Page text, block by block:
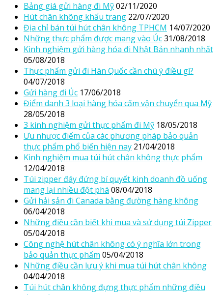
Bảng giá gửi hàng đi Mỹ02/11/2020
Hút chân không khẩu trang 22/07/2020
Địa chỉ bán túi hút chân không TPHCM 14/07/2020
Những thực phẩm được mang vào Úc31/08/2018
Kinh nghiệm gửi hàng hóa đi Nhật Bản nhanh nhất
05/08/2018
Thực phẩm gửi đi Hàn Quốc cần chú ý điều gì?
04/07/2018
Gửi hàng đi Úc 17/06/2018
Điểm danh 3 loại hàng hóa cấm vận chuyển qua Mỹ
28/05/2018
3 kinh nghiệm gửi thực phẩm đi Mỹ 18/05/2018
Ưu nhược điểm của các phương pháp bảo quản
thực phẩm phổ biến hiện nay 21/04/2018
Kinh nghiệm mua túi hút chân không thực phẩm
12/04/2018
Túi zipper đáy đứng bí quyết kinh doanh đồ uống
mang lại nhiều đột phá 08/04/2018
Gửi hải sản đi Canada bằng đường hàng không
06/04/2018
Những điều cần biết khi mua và sử dụng túi Zipper
05/04/2018
Công nghệ hút chân không có ý nghĩa lớn trong
bảo quản thực phẩm 05/04/2018
Những điều cần lưu ý khi mua túi hút chân không
04/04/2018
Túi hút chân không đựng thực phẩm những điều